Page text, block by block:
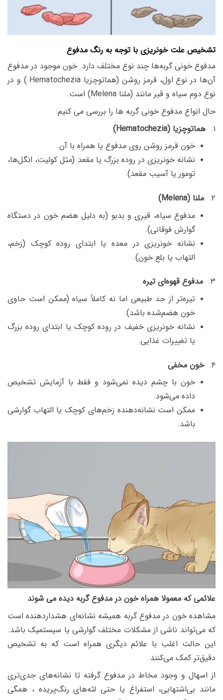
تشخیص علت خونریزی با توجه به رنگ مدفوع
مدفوع خونی گربه‌ها چند نوع مختلف دارد. خون موجود در مدفوع
آن‌ها در نوع اول، قرمز روشن (هماتوچزیا Hematochezia ) و در
نوع دوم سیاه و قیر مانند (ملنا Melena) است.
حال انواع مدفوع خونی گربه ها را بررسی می کنیم:
۱.
هماتوچزیا (Hematochezia)
خون قرمز روشن روی مدفوع یا همراه با آن.
نشانه خونریزی در روده بزرگ یا مقعد (مثل کولیت، انگل‌ها،
تومور یا آسیب مقعد).
۲. ملنا (Melena)
مدفوع سیاه، قیری و بدبو (به دلیل هضم خون در دستگاه
گوارش فوقانی).
نشانه خونریزی در معده یا ابتدای روده کوچک (زخم،
التهاب یا بلع خون).
۳. مدفوع قهوه‌ای تیره
تیره‌تر از حد طبیعی اما نه کاملاً سیاه (ممکن است حاوی
خون هضم‌شده باشد).
نشانه خونریزیخفیف در روده کوچک یا ابتدای روده بزرگ
یا تغییرات غذایی.
۴. خون مخفی
خون با چشم دیده نمی‌شود و فقط با آزمایش تشخیص
داده می‌شود.
ممکن است نشانه‌دهنده زخم‌های کوچک یا التهاب گوارشی
باشد.
علائمی که معمولا همراه خون در مدفوع گربه دیده می شوند
مشاهده خون در مدفوع گربه همیشه نشانه‌ای هشداردهنده است
که می‌تواند ناشی از مشکلات مختلف گوارشی یا سیستمیک باشد.
این حالت اغلب با علائم دیگری همراه است که به تشخیص
دقیق‌تر کمک می‌کنند.
از اسهال و وجود مخاط در مدفوع گرفته تا نشانه‌های جدی‌تری
مانند بی‌اشتهایی، استفراغ یا حتی لثه‌های رنگ‌پریده ، همگی